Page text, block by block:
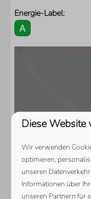
Energie-Label:
Diese Website
Wir verwenden
optimieren,
unseren
Informationen über
unseren Partnern für